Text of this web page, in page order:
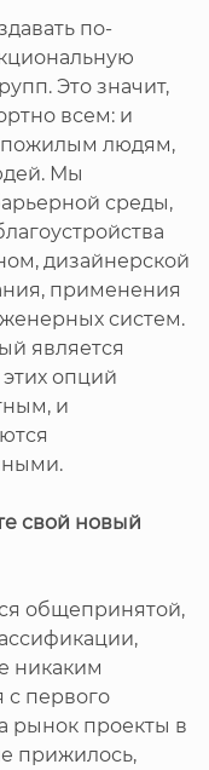
по-
Это значит,
всем: и
пожилым людям,
Мы
среды,
дизайнерской
применения
систем.
является
опций
и
свой новый
общепринятой,
никаким
с первого
рынок проекты в
прижилось,